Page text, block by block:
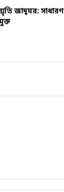
জাদুঘর: সাধারণ